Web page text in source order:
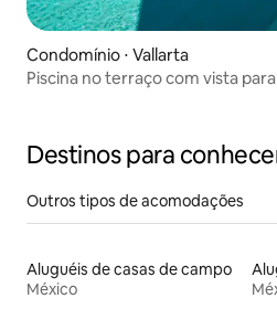
Condomínio ⋅ Vallarta
Piscina no terraço com vista
Destinos para
Outros tipos de acomodações
Aluguéis de casas de campo
México